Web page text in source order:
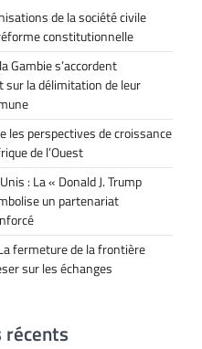
de la société civile
constitutionnelle
Gambie s’accordent
la délimitation de leur
les perspectives de croissance
de l’Ouest
: La « Donald J. Trump
un partenariat
fermeture de la frontière
sur les échanges
récents